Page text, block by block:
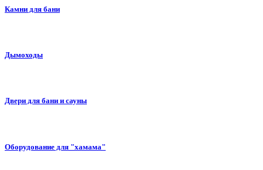
Камни для бани
Дымоходы
Двери для бани и сауны
Оборудование для "хамама"